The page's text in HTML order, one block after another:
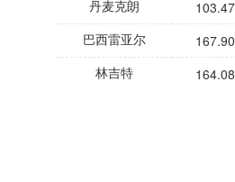
丹麦克朗
巴西雷亚尔
林吉特